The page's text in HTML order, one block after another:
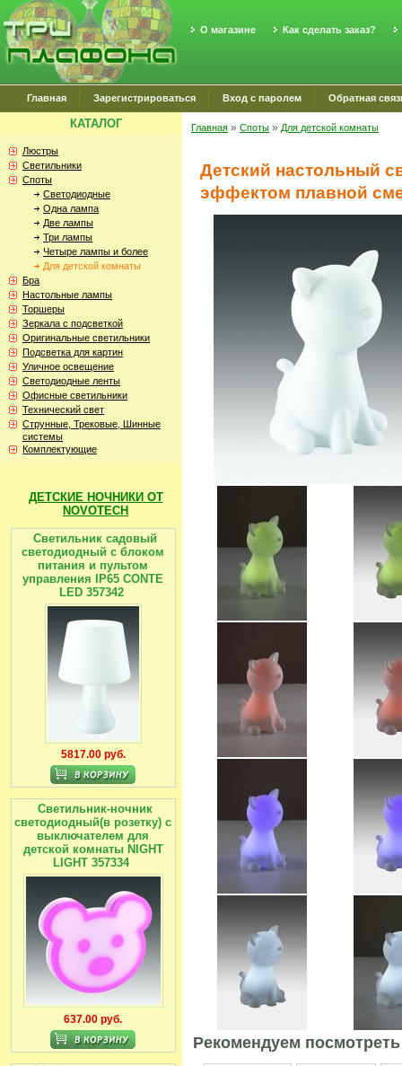
О магазине Как сделать заказ?
Главная Зарегистрироваться Вход с паролем Обратная
КАТАЛОГ
Люстры
Светильники
Споты
Светодиодные
Одна лампа
Две лампы
Три лампы
Четыре лампы и более
Для детской комнаты
Бра
Настольные лампы
Торшеры
Зеркала с подсветкой
Оригинальные светильники
Подсветка для картин
Уличное освещение
Светодиодные ленты
Офисные светильники
Технический свет
Струнные, Трековые, Шинные
системы
Комплектующие
ДЕТСКИЕ НОЧНИКИ ОТ
NOVOTECH
Светильник садовый
светодиодный с блоком
питания и пультом
управления IP65 CONTE
LED 357342
5817.00 руб.
Светильник-ночник
светодиодный(в розетку) с
выключателем для
детской комнаты NIGHT
LIGHT 357334
637.00 руб.
Главная » Споты » Для детской комнаты
Детский настольный
эффектом плавной
Рекомендуем посмотреть